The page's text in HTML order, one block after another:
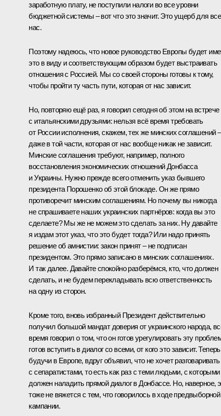
заработную плату, не поступили налоги во все уровни
бюджетной системы – вот что это значит. Это ущерб для
нас.
Поэтому надеюсь, что новое руководство Европы будет
это в виду и соответствующим образом будет выстраивать
отношения с Россией. Мы со своей стороны готовы к тому,
чтобы пройти ту часть пути, которая от нас зависит.
Но, повторяю ещё раз, я говорил сегодня об этом на встрече
с итальянскими друзьями: нельзя всё время требовать
от России исполнения, скажем, тех же минских соглашений –
даже в той части, которая от нас вообще никак не зависит.
Минские соглашения требуют, например, полного
восстановления экономических отношений Донбасса
и Украины. Нужно прежде всего отменить указ бывшего
президента Порошенко об этой блокаде. Он же прямо
противоречит минским соглашениям. Но почему вы никогда
не спрашиваете наших украинских партнёров: когда вы это
сделаете? Мы же не можем это сделать за них. Ну давайте
я издам этот указ, что это будет тогда? Или надо принять
решение об амнистии: закон принят – не подписан
президентом. Это прямо записано в минских соглашениях.
И так далее. Давайте спокойно разберёмся, кто, что должен
сделать, и не будем перекладывать всю ответственность
на одну из сторон.
Кроме того, вновь избранный Президент действительно
получил большой мандат доверия от украинского народа,
время говорил о том, что он готов урегулировать эту
готов вступить в диалог со всеми, от кого это зависит.
будучи в Европе, вдруг объявил, что не хочет разговаривать
с сепаратистами, то есть как раз с теми людьми, с
должен наладить прямой диалог в Донбассе. Но, наверное,
тоже не вяжется с тем, что говорилось в ходе предвыборной
кампании.